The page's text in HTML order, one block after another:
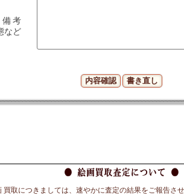
備 考
など
買取につきましては、速やかに査定の結果をご報告さ